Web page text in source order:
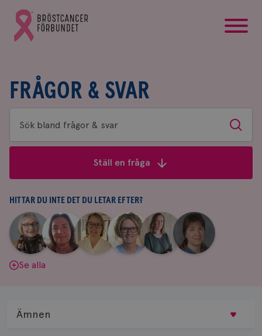
Gå
till
Bröstcancerförbundets
FRÅGOR & SVAR
Sök
bland
&
svar
Sök
Ställ en fråga
HITTAR DU INTE DET DU LETAR EFTER?
Aina
Johnsson
|
Anne
Andersson
Fredrika
Killander
|
Jeanette
Bäcklund
|
Maria
Edegran
|
Yvette
Andersson
Se alla
Ämnen